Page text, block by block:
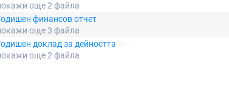
още 2 файла
финансов отчет
още 3 файла
доклад за дейността
още 2 файла